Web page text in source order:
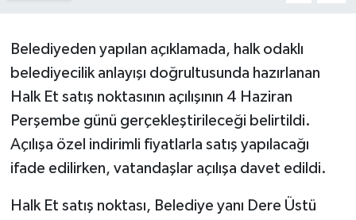
Belediyeden yapılan açıklamada, halk odaklı
belediyecilik anlayışı doğrultusunda hazırlanan
Halk Et satış noktasının açılışının 4 Haziran
Perşembe günü gerçekleştirileceği belirtildi.
Açılışa özel indirimli fiyatlarla satış yapılacağı
ifade edilirken, vatandaşlar açılışa davet edildi.
Halk Et satış noktası, Belediye yanı Dere Üstü